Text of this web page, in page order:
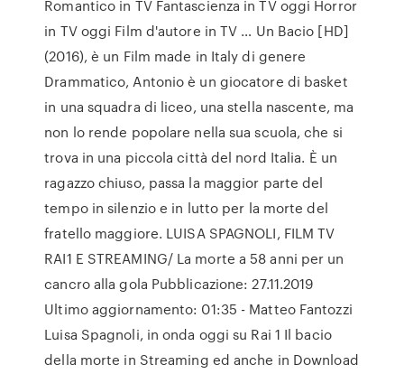
Romantico in TV Fantascienza in TV oggi Horror
in TV oggi Film d'autore in TV … Un Bacio [HD]
(2016), è un Film made in Italy di genere
Drammatico, Antonio è un giocatore di basket
in una squadra di liceo, una stella nascente, ma
non lo rende popolare nella sua scuola, che si
trova in una piccola città del nord Italia. È un
ragazzo chiuso, passa la maggior parte del
tempo in silenzio e in lutto per la morte del
fratello maggiore. LUISA SPAGNOLI, FILM TV
RAI1 E STREAMING/ La morte a 58 anni per un
cancro alla gola Pubblicazione: 27.11.2019
Ultimo aggiornamento: 01:35 - Matteo Fantozzi
Luisa Spagnoli, in onda oggi su Rai 1 Il bacio
della morte in Streaming ed anche in Download